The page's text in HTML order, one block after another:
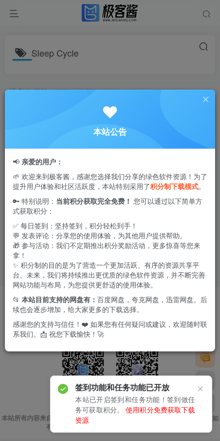
Sleep Cycle
排序 更新 浏览 点赞 评论
Sleep Cycle（睡眠周期）v4.25.50 | 智
能监测睡眠阶段 科学唤醒提升睡眠质
量 高级版
生活相关
6个月前 1.2W+
软件投稿 友链申请 版权声明 免责我们 广告合作
Copyright © 2024 ·极客酱·苏ICP备2023031482号
关注公众号 扫码加微信
本站所有内容来自互联网收集，仅供用于学习和交流，请勿用于商业用途。如
有侵权、不妥之处，请第一时间联系我们删除
本站公告
📢 亲爱的用户：
🌱 欢迎来到极客酱，感谢您选择我们分享的绿色软件资源！为了
提升用户体验和社区活跃度，本站特别采用了积分制下载模式。
🔑 特别说明： 当前积分获取完全免费！ 您可以通过以下简单方
式获取积分：
✅ 每日签到：坚持签到，积分轻松到手！
💬 发表评论：分享您的使用体验，为其他用户提供帮助。
🎁 参与活动：我们不定期推出积分奖励活动，更多惊喜等您来
拿！
✨ 积分制的目的是为了营造一个更加活跃、有序的资源共享平
台。未来，我们将持续推出更优质的绿色软件资源，并不断完善
网站功能与布局，为您提供更舒适的使用体验。
📂 本站目前支持的网盘有： 百度网盘，夸克网盘，迅雷网盘。后
续也会逐步增加，给大家更多的下载选择。
感谢您的支持与信任！❤️ 如果您有任何疑问或建议，欢迎随时联
系我们。📩 祝您下载愉快！🚀
签到功能和任务功能已开放
本站已开启签到和任务功能！签到做任
务可获取积分。
使用积分免费获取下载
资源